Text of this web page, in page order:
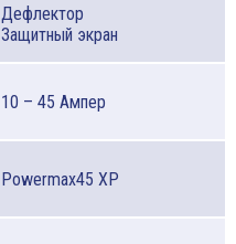
Дефлектор
Защитный экран
10 – 45 Ампер
Powermax45 XP